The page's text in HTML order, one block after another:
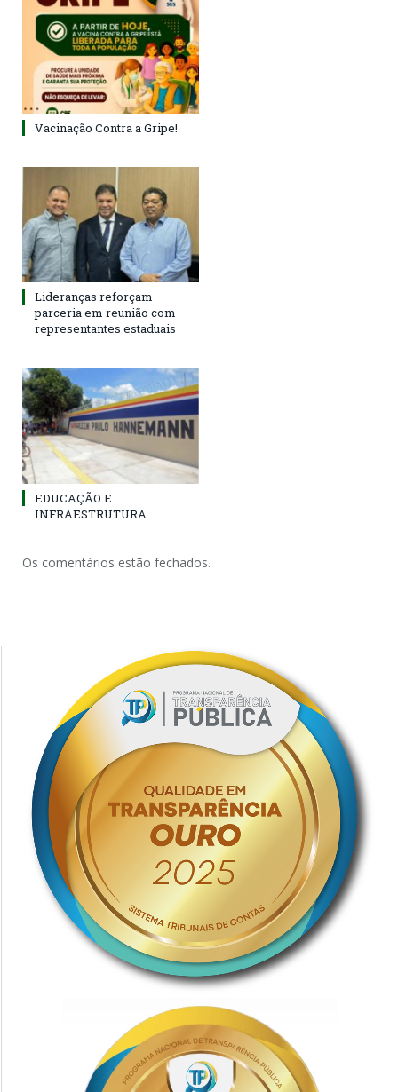
Vacinação Contra a Gripe!
Lideranças reforçam
parceria em reunião com
representantes estaduais
EDUCAÇÃO E
INFRAESTRUTURA
Os comentários estão fechados.